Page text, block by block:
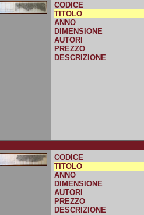
CODICE
TITOLO
ANNO
DIMENSIONE
AUTORI
PREZZO
DESCRIZIONE
CODICE
TITOLO
ANNO
DIMENSIONE
AUTORI
PREZZO
DESCRIZIONE